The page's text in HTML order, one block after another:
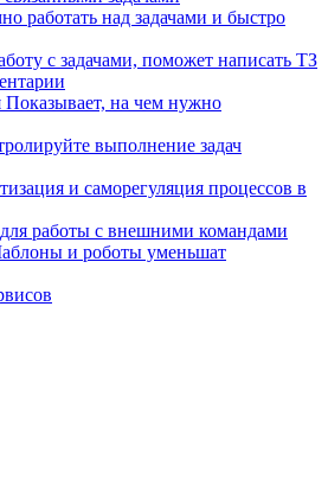
работать над задачами и быстро
с задачами, поможет написать ТЗ
Показывает, на чем нужно
выполнение задач
и саморегуляция процессов в
работы с внешними командами
и роботы уменьшат